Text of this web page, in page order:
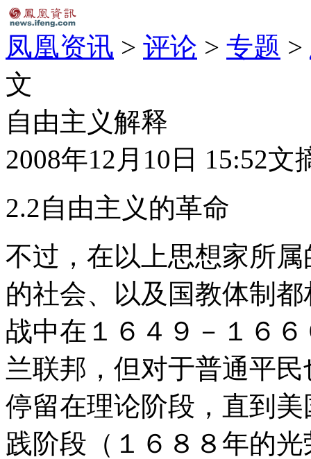
凤凰资讯 > 评论 > 专题 >
文
自由主义解释
2008年12月10日 15:52文
2.2自由主义的革命
不过，在以上思想家所
的社会、以及国教体制
战中在１６４９－１６
兰联邦，但对于普通平
停留在理论阶段，直到
践阶段（１６８８年的